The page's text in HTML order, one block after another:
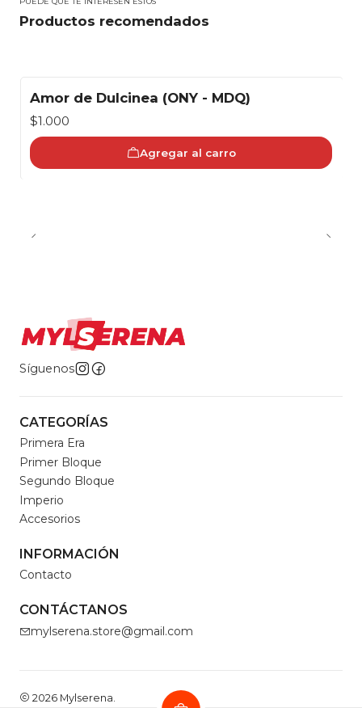
Productos recomendados
Amor de Dulcinea (ONY - MDQ)
$1.000
Agregar al carro
Síguenos
CATEGORÍAS
Primera Era
Primer Bloque
Segundo Bloque
Imperio
Accesorios
INFORMACIÓN
Contacto
CONTÁCTANOS
mylserena.store@gmail.com
2026 Mylserena.